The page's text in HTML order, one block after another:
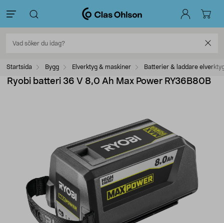
Startsida Bygg Elverktyg & maskiner Batterier & laddare
Ryobi batteri 36 V 8,0 Ah Max Power RY36B80B